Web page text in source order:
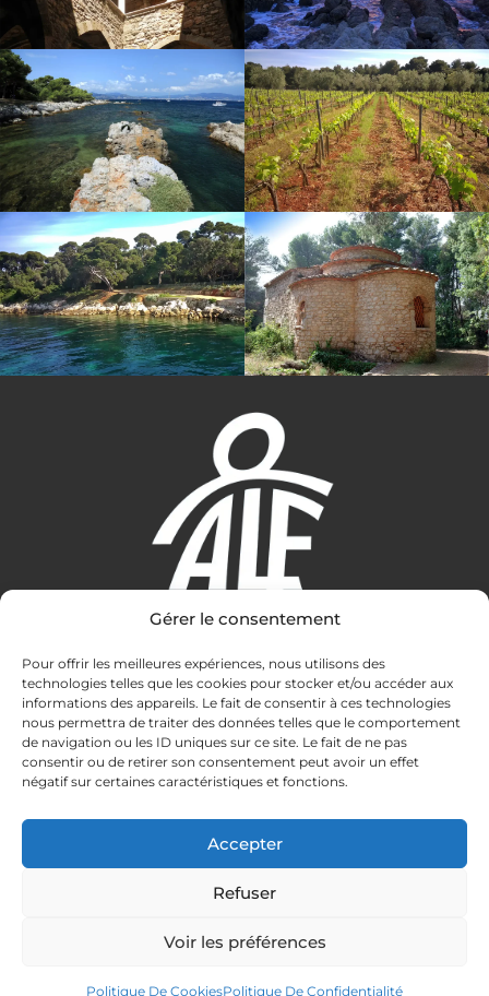
Gérer le consentement
Pour offrir les meilleures expériences, nous utilisons des
technologies telles que les cookies pour stocker et/ou accéder aux
informations des appareils. Le fait de consentir à ces technologies
nous permettra de traiter des données telles que le comportement
de navigation ou les ID uniques sur ce site. Le fait de ne pas
consentir ou de retirer son consentement peut avoir un effet
négatif sur certaines caractéristiques et fonctions.
Accepter
Refuser
Voir les préférences
Politique De CookiesPolitique De Confidentialité
Contact
accueil.amitielerinsfondacio@gmail.com
07 88 73 39 82
Pages Légales
Mentions Légales
Politique De Cookies (UE)